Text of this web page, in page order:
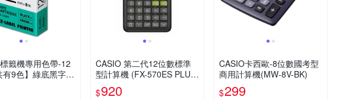
籤機專用色帶-12
有9色】綠底黑字-X
CASIO 第二代12位數標準
型計算機 (FX-570ES PLUS-
2)
$920
CASIO卡西歐-8位數國考型
商用計算機(MW-8V-BK)
$299